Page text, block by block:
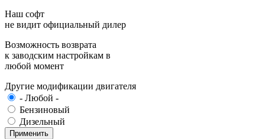
Наш софт
не видит официальный дилер
Возможность возврата
к заводским настройкам в
любой момент
Другие модификации двигателя
- Любой -
Бензиновый
Дизельный